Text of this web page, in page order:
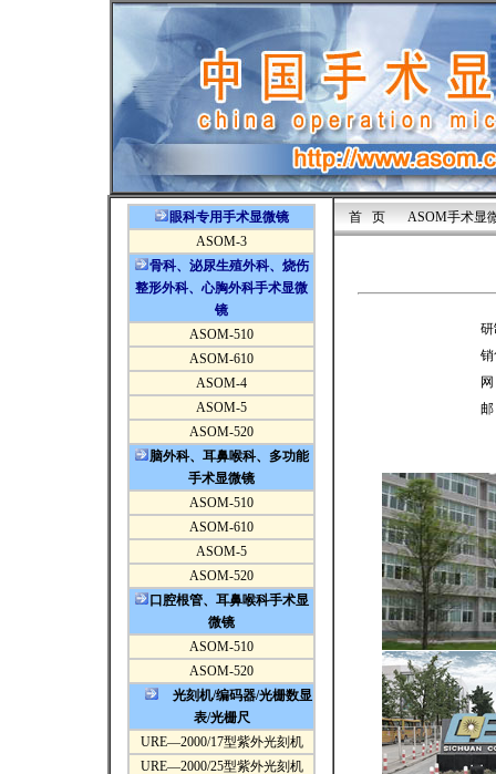
眼科专用手术显微镜
ASOM-3
骨科、泌尿生殖外科、烧伤
整形外科、心胸外科手术显微
镜
ASOM-510
ASOM-610
ASOM-4
ASOM-5
ASOM-520
脑外科、耳鼻喉科、多功能
手术显微镜
ASOM-510
ASOM-610
ASOM-5
ASOM-520
口腔根管、耳鼻喉科手术显
微镜
ASOM-510
ASOM-520
光刻机/编码器/光栅数显
表/光栅尺
URE—2000/17型紫外光刻机
URE—2000/25型紫外光刻机
首 页 ASOM手术显
销